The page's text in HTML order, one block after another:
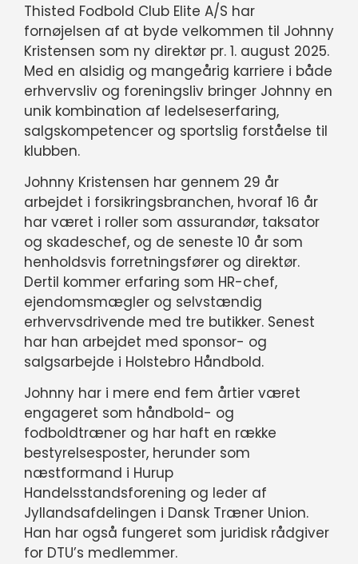
Thisted Fodbold Club Elite A/S har
fornøjelsen af at byde velkommen til Johnny
Kristensen som ny direktør pr. 1. august 2025.
Med en alsidig og mangeårig karriere i både
erhvervsliv og foreningsliv bringer Johnny en
unik kombination af ledelseserfaring,
salgskompetencer og sportslig forståelse til
klubben.
Johnny Kristensen har gennem 29 år
arbejdet i forsikringsbranchen, hvoraf 16 år
har været i roller som assurandør, taksator
og skadeschef, og de seneste 10 år som
henholdsvis forretningsfører og direktør.
Dertil kommer erfaring som HR-chef,
ejendomsmægler og selvstændig
erhvervsdrivende med tre butikker. Senest
har han arbejdet med sponsor- og
salgsarbejde i Holstebro Håndbold.
Johnny har i mere end fem årtier været
engageret som håndbold- og
fodboldtræner og har haft en række
bestyrelsesposter, herunder som
næstformand i Hurup
Handelsstandsforening og leder af
Jyllandsafdelingen i Dansk Træner Union.
Han har også fungeret som juridisk rådgiver
for DTU’s medlemmer.